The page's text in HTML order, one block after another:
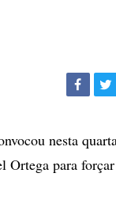
nesta
Ortega para